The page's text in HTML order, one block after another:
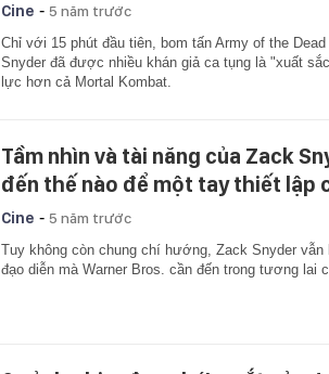
Cine - 5 năm trước
Chỉ với 15 phút đầu tiên, bom tấn Army of the
Snyder đã được nhiều khán giả ca tụng là "xuất
lực hơn cả Mortal Kombat.
Tầm nhìn và tài năng của Zack
đến thế nào để một tay thiết lập
Cine - 5 năm trước
Tuy không còn chung chí hướng, Zack Snyder vẫn
đạo diễn mà Warner Bros. cần đến trong tương lai